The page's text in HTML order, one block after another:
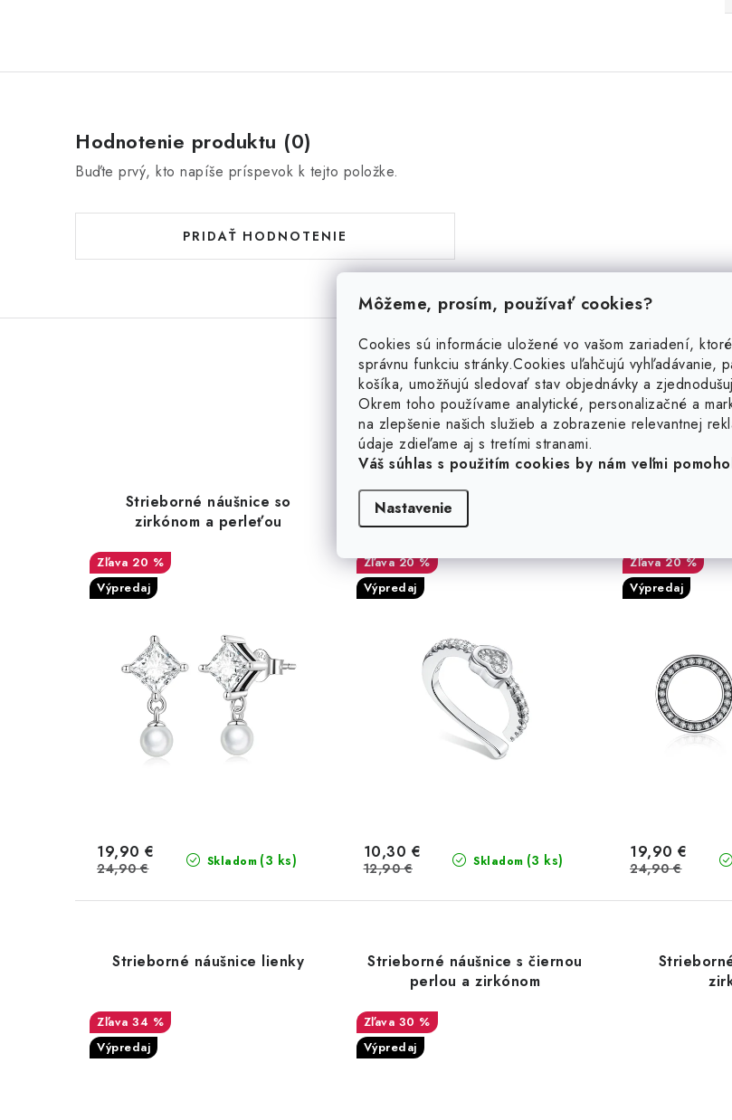
Môžeme, prosím, používať cookies?
Cookies sú informácie uložené vo vašom zariadení,
správnu funkciu stránky.Cookies uľahčujú vyhľadávanie,
košíka, umožňujú sledovať stav objednávky a
Okrem toho používame analytické, personalizačné a
na zlepšenie našich služieb a zobrazenie relevantnej
údaje zdieľame aj s tretími stranami.
Váš súhlas s použitím cookies by nám veľmi
Nastavenie
Hodnotenie produktu (0)
Buďte prvý, kto napíše príspevok k tejto položke.
PRIDAŤ HODNOTENIE
Podobné produkty
Strieborné náušnice so
zirkónom a perleťou
20 %
Výpredaj
Skladom (3 ks)
19,90 €
24,90 €
Strieborná záušnica srdce 1ks
20 %
Výpredaj
Skladom (3 ks)
10,30 €
12,90 €
Strieborné
so
20 %
Výpredaj
19,90 €
24,90 €
Strieborné náušnice lienky
34 %
Výpredaj
Strieborné náušnice s čiernou
perlou a zirkónom
30 %
Výpredaj